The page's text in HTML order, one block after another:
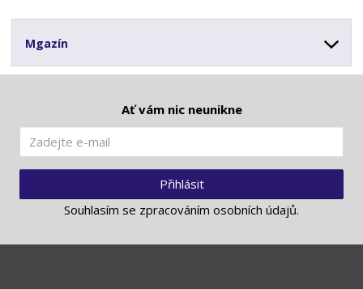
Mgazín
Ať vám nic neunikne
Přihlásit
Souhlasím se zpracováním osobních údajů.